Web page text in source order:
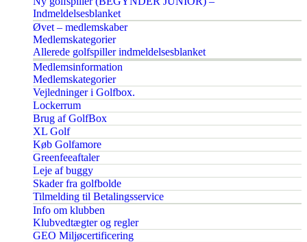
Indmeldelsesblanket
Øvet – medlemskaber
Medlemskategorier
Allerede golfspiller indmeldelsesblanket
Medlemsinformation
Medlemskategorier
Vejledninger i Golfbox.
Lockerrum
Brug af GolfBox
XL Golf
Køb Golfamore
Greenfeeaftaler
Leje af buggy
Skader fra golfbolde
Tilmelding til Betalingsservice
Info om klubben
Klubvedtægter og regler
GEO Miljøcertificering